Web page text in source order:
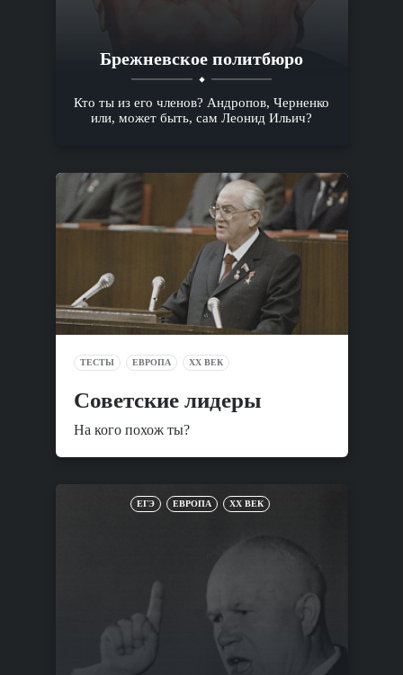
Брежневское политбюро
Кто ты из его членов? Андропов, Черненко
или, может быть, сам Леонид Ильич?
ТЕСТЫ ЕВРОПА XX ВЕК
Советские лидеры
На кого похож ты?
ЕГЭ ЕВРОПА XX ВЕК